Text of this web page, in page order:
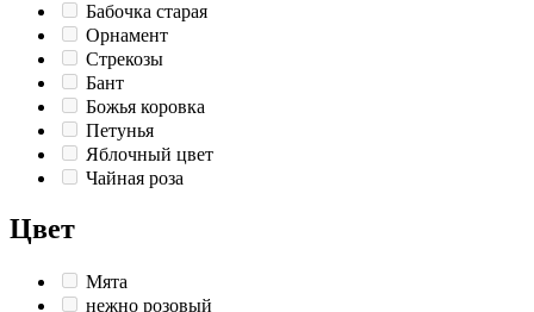
Бабочка старая
Орнамент
Стрекозы
Бант
Божья коровка
Петунья
Яблочный цвет
Чайная роза
Цвет
Мята
нежно розовый